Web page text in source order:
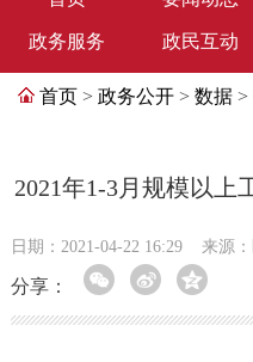
政务服务 政民互动
首页 > 政务公开 > 数据 >
2021年1-3月规模以上
日期：2021-04-22 16:29 来源
分享：